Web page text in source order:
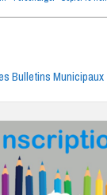
Bulletins Municipaux